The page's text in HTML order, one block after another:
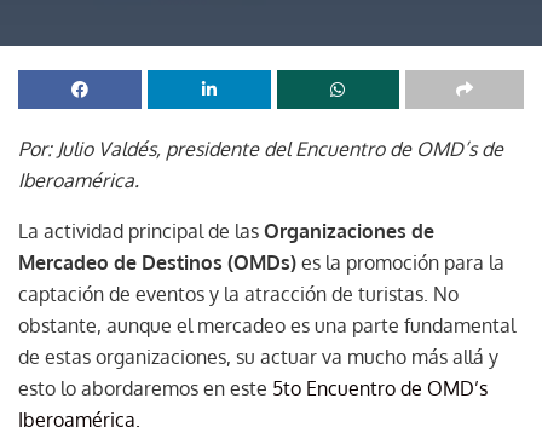
Por: Julio Valdés, presidente del Encuentro de OMD’s de
Iberoamérica.
La actividad principal de las Organizaciones de
Mercadeo de Destinos (OMDs) es la promoción para la
captación de eventos y la atracción de turistas. No
obstante, aunque el mercadeo es una parte fundamental
de estas organizaciones, su actuar va mucho más allá y
esto lo abordaremos en este 5to Encuentro de OMD’s
Iberoamérica.